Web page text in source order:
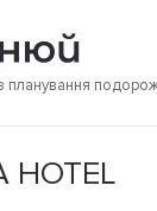
планування
Зручності
HOTEL